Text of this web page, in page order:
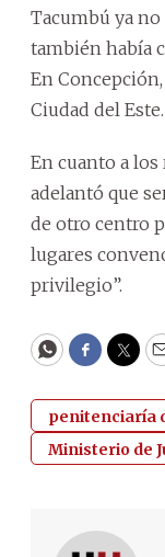
Tacumbú ya no
también había
En
Ciudad del Este.
En cuanto a
adelantó que
de otro centro
lugares
privilegio”.
WhatsApp
penitenciaría
Ministerio de